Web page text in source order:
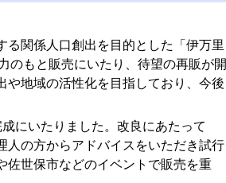
る関係人口創出を目的とした「伊万里
のもと販売にいたり、待望の再販が開
や地域の活性化を目指しており、今後
にいたりました。改良にあたって
人の方からアドバイスをいただき試行
佐世保市などのイベントで販売を重